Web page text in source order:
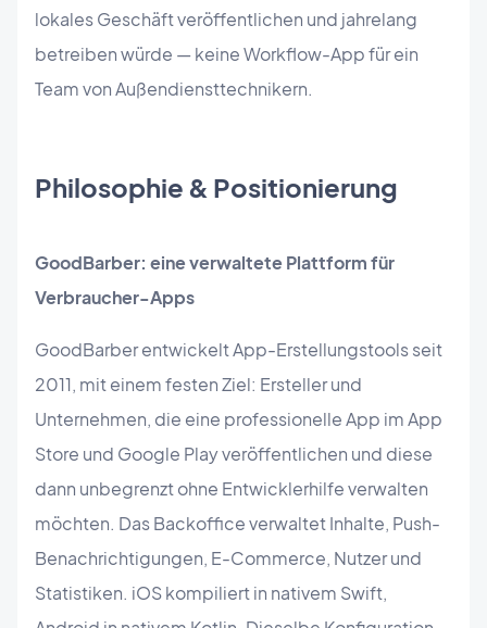
lokales Geschäft veröffentlichen und jahrelang
betreiben würde — keine Workflow-App für ein
Team von Außendiensttechnikern.
Philosophie & Positionierung
GoodBarber: eine verwaltete Plattform für
Verbraucher-Apps
GoodBarber entwickelt App-Erstellungstools seit
2011, mit einem festen Ziel: Ersteller und
Unternehmen, die eine professionelle App im App
Store und Google Play veröffentlichen und diese
dann unbegrenzt ohne Entwicklerhilfe verwalten
möchten. Das Backoffice verwaltet Inhalte, Push-
Benachrichtigungen, E-Commerce, Nutzer und
Statistiken. iOS kompiliert in nativem Swift,